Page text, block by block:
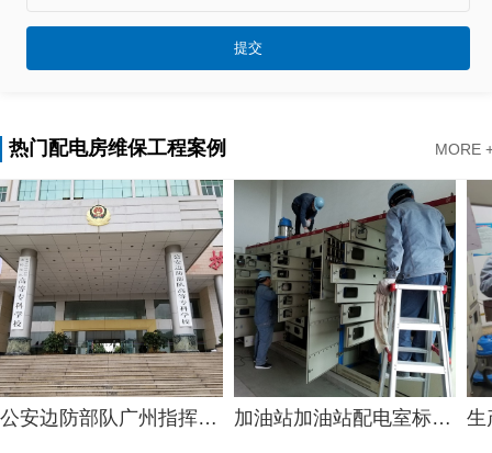
热门配电房维保工程案例 MORE
公安边防部队广州指挥学校电房维保 加油站加油站配电室标准，广州市配电室开关柜维护中心服务加油站配电室案例